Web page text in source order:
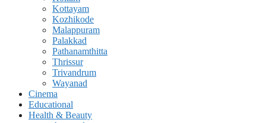
Kottayam
Kozhikode
Malappuram
Palakkad
Pathanamthitta
Thrissur
Trivandrum
Wayanad
Cinema
Educational
Health & Beauty